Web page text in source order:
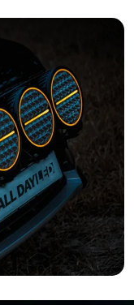
niet is wat u zoekt?
wens is? Neem
inbouw
lamp waarnaar u